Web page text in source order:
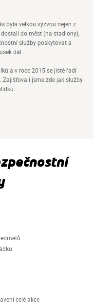
byla velkou výzvou nejen z
do měst (na stadiony),
služby poskytovat a
dál.
a v roce 2015 se jistě řadí
Zajišťovali jsme zde jak služby
celé akce